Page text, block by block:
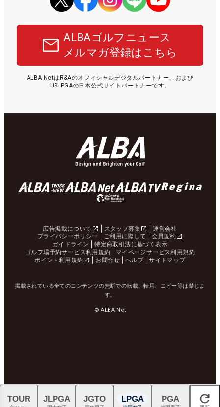
ALBAゴルフニュース
メルマガ登録はこちら
ALBA NetはR&Aのオフィシャルデジタルパートナー、および
USLPGAの日本公式サイトパートナーです。
広告掲載について スタッフ募集
運営会社
プライバシーポリシー
ご利用に際して
会員規約
ガイドライン
特定商取引法に基づく表示
ゴルフ場予約サービス利用規約
マイページサービス利用規約
ポイント利用規約
お問合せ ヘルプ サイトマップ
掲載されている全てのコンテンツの無断での転載、転用、コピー等は禁じま
す。
© ALBA Net
閉じる
TOUR JLPGA JGTO LPGA PGA